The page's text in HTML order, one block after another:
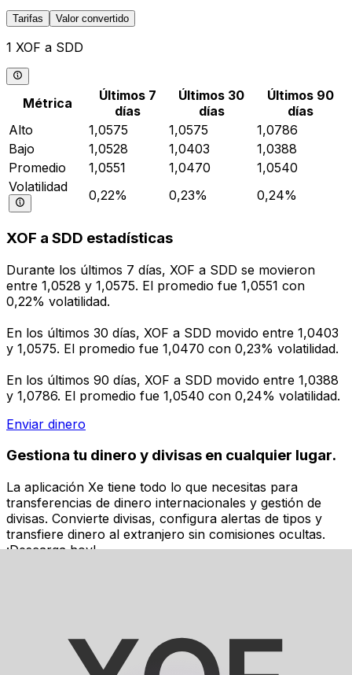
Tarifas Valor convertido
1 XOF a SDD
Métrica
Últimos 7
días
Últimos 30
días
Últimos 90
días
Alto
1,0575 1,0575
1,0786
Bajo
1,0528 1,0403
1,0388
Promedio
1,0551 1,0470
1,0540
Volatilidad
0,22% 0,23% 0,24%
XOF a SDD estadísticas
Durante los últimos 7 días, XOF a SDD se movieron
entre 1,0528 y 1,0575. El promedio fue 1,0551 con
0,22% volatilidad.
En los últimos 30 días, XOF a SDD movido entre 1,0403
y 1,0575. El promedio fue 1,0470 con 0,23% volatilidad.
En los últimos 90 días, XOF a SDD movido entre 1,0388
y 1,0786. El promedio fue 1,0540 con 0,24% volatilidad.
Enviar dinero
Gestiona tu dinero y divisas en cualquier lugar.
La aplicación Xe tiene todo lo que necesitas para
transferencias de dinero internacionales y gestión de
divisas. Convierte divisas, configura alertas de tipos y
transfiere dinero al extranjero sin comisiones ocultas.
¡Descarga hoy!